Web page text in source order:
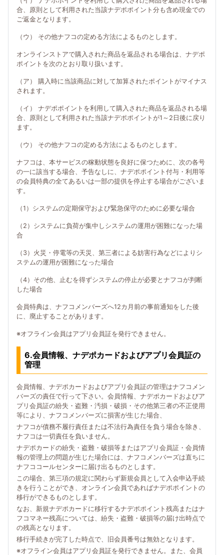
合、原則として利用された当該ナデポポイント分も含め現金での
ご返金となります。
（ウ） その他ナフコの定める方法によるものとします。
オンラインストアで購入された商品を返品される場合は、ナデポ
ポイントを次のとおり取り扱います。
（ア） 購入時に当該商品に対して加算されたポイントがマイナス
されます。
（イ） ナデポポイントを利用して購入された商品を返品される場
合、原則として利用された当該ナデポポイントが1～2日後に戻り
ます。
（ウ） その他ナフコの定める方法によるものとします。
ナフコは、本サービスの稼動状態を良好に保つために、次の各号
の一に該当する場合、予告なしに、ナデポポイント付与・利用等
の会員特典の全てあるいは一部の提供を停止する場合がございま
す。
（1）システムの定期保守および緊急保守のために必要な場合
（2）システムに負荷が集中しシステムの運用が困難になった場
合
（3）火災・停電等の天災、第三者による妨害行為などによりシ
ステムの運用が困難になった場合
（4）その他、止むを得ずシステムの停止が必要とナフコが判断
した場合
会員特典は、ナフコメンバーズへ12カ月前の事前通知をした後
に、廃止することがあります。
※オフライン会員はアプリ会員証を発行できません。
6.会員情報、ナデポカードおよびアプリ会員証の
管理
会員情報、ナデポカードおよびアプリ会員証の管理はナフコメン
バーズの責任で行って下さい。会員情報、ナデポカードおよびア
プリ会員証の紛失・盗難・汚損・破損・その他第三者の不正使用
等により、ナフコメンバーズに損害が生じた場合、
ナフコが債務不履行責任または不法行為責任を負う場合を除き、
ナフコは一切責任を負いません。
ナデポカードの紛失・盗難・破損等またはアプリ会員証・会員情
報の管理上の問題が生じた場合には、ナフコメンバーズは直ちに
ナフココールセンターに届け出るものとします。
この場合、第三項の規定に関わらず新規会員として入会申込手続
きを行うことができ、オンライン会員であればナデポポイントの
移行ができるものとします。
なお、新規ナデポカードに移行するナデポポイント残高またはナ
フコマネー残高については、紛失・盗難・破損等の届け出時点で
の残高となります。
移行手続きが完了した時点で、旧会員番号は無効となります。
※オフライン会員はアプリ会員証を発行できません。また、会員